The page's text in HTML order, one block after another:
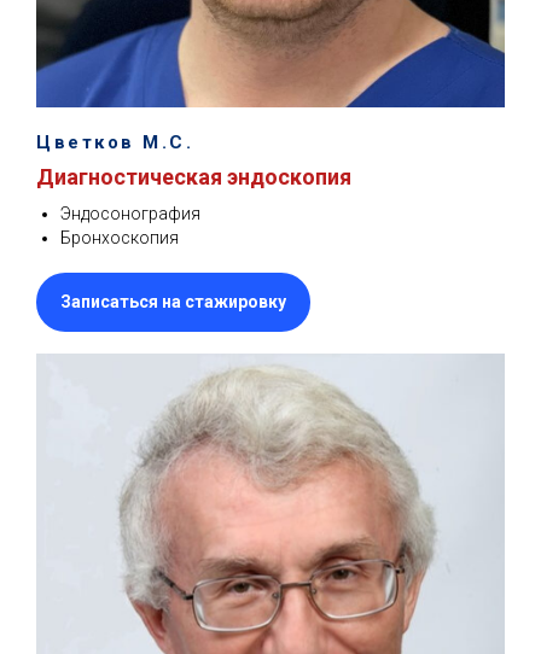
Цветков М.С.
Диагностическая эндоскопия
Эндосонография
Бронхоскопия
Записаться на стажировку